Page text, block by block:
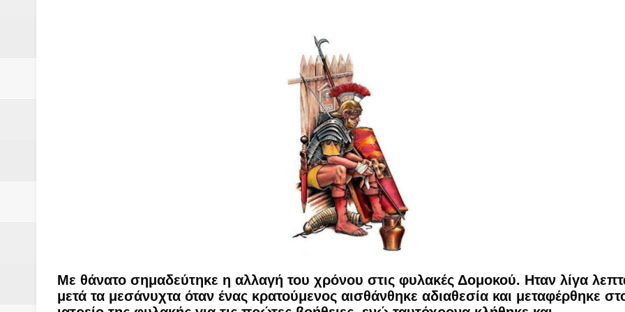
Αδελφές Αλεξανδρή: Οι τρίδυμες Ελληνίδες με ρίζες απο τον Δομοκό που κυριαρχούν στο
Ξεκινούν οι αιτήσεις συμμετοχής στο Διαγωνισμό Ιδεών - Hackathon που διοργανώνει η
τη διαμόρφωση - επεξεργασία πρωτότυπων ιδεών στους τομείς της περιβαλλοντικής
ανθεκτικότητας έναντι των επιπτώσεων της κλιματικής αλλαγής
Συνεδριάζει η οικονομική επιτροπή του Δήμου Δομοκού
ΠΡΟΚΗΡΥΞΗ ΑΝΟΙΚΤΟΥ ΗΛΕΚΤΡΟΝΙΚΟΥ ΔΙΑΓΩΝΙΣΜΟΥ «ΛΕΙΤΟΥΡΓΙΑ ΒΙΟΚΑ ΧΥΤΑ
Με θάνατο σημαδεύτηκε η αλλαγή του χρόνου στις φυλακές Δομοκού. Ηταν λίγα
μετά τα μεσάνυχτα όταν ένας κρατούμενος αισθάνθηκε αδιαθεσία και μεταφέρθηκε